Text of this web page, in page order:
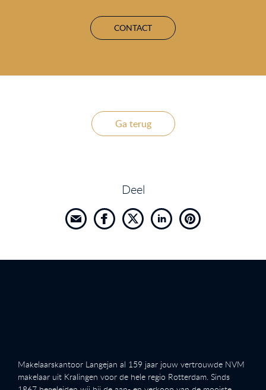
CONTACT
Ga terug
Deel
Makelaarskantoor Langejan al 159 jaar jouw vertrouwde NVM
makelaar uit Kralingen voor de hele regio Rotterdam. Sinds